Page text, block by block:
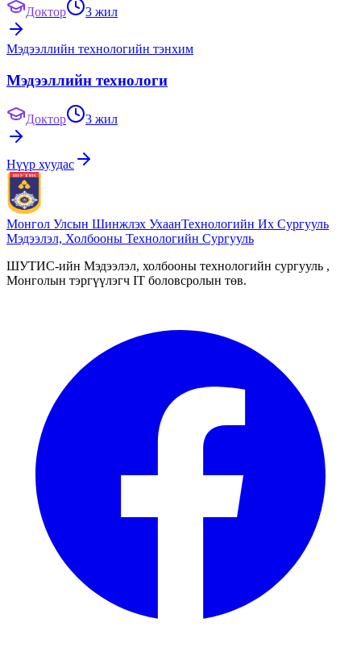
Доктор 3 жил
Мэдээллийн технологийн тэнхим
Мэдээллийн технологи
Доктор 3 жил
Нүүр хуудас
Монгол Улсын Шинжлэх УхаанТехнологийн Их Сургууль
Мэдээлэл, Холбооны Технологийн Сургууль
ШУТИС-ийн Мэдээлэл, холбооны технологийн сургууль ,
Монголын тэргүүлэгч IT боловсролын төв.